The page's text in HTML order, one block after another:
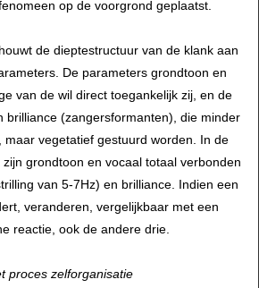
op de voorgrond geplaatst.
de dieptestructuur van de klank aan
De parameters grondtoon en
van de wil direct toegankelijk zij, en de
brilliance (zangersformanten), die minder
maar vegetatief gestuurd worden. In de
grondtoon en vocaal totaal verbonden
van 5-7Hz) en brilliance. Indien een
veranderen, vergelijkbaar met een
reactie, ook de andere drie.
proces zelforganisatie